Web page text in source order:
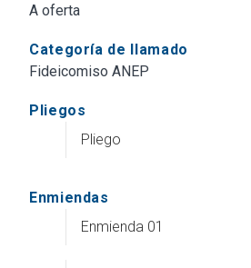
A oferta
Categoría de llamado
Fideicomiso ANEP
Pliegos
Pliego
Enmiendas
Enmienda 01